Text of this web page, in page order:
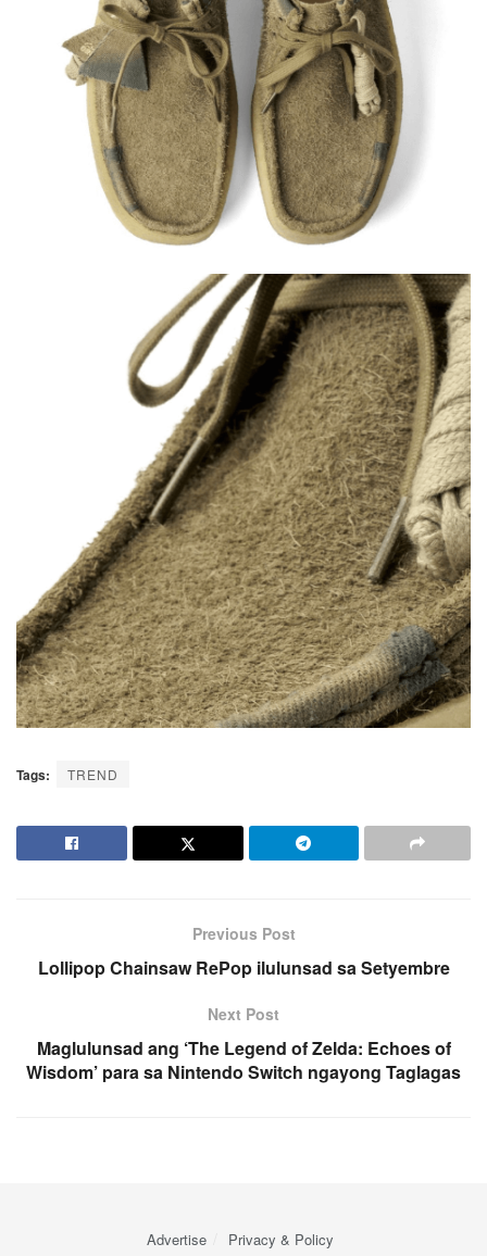
Tags: TREND
Previous Post
Lollipop Chainsaw RePop ilulunsad sa Setyembre
Next Post
Maglulunsad ang ‘The Legend of Zelda: Echoes of
Wisdom’ para sa Nintendo Switch ngayong Taglagas
Advertise Privacy & Policy